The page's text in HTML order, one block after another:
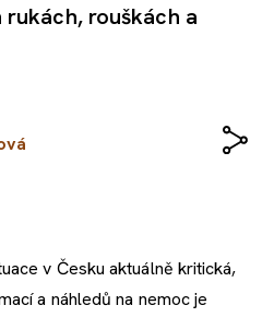
rouškách a
v Česku aktuálně kritická,
a náhledů na nemoc je